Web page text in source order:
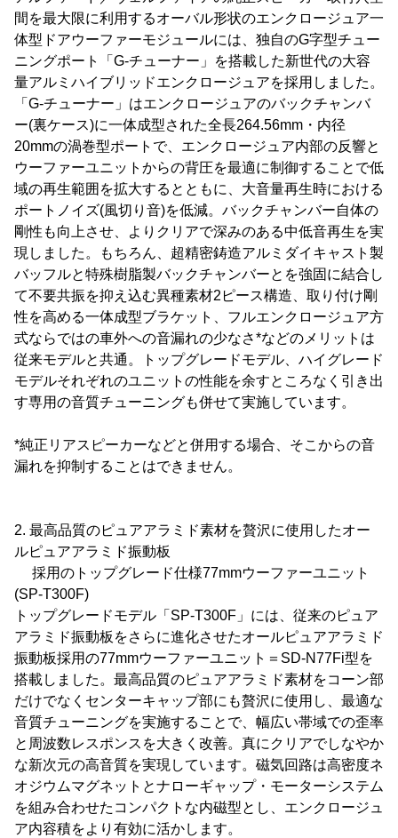
間を最大限に利用するオーバル形状のエンクロージュア一
体型ドアウーファーモジュールには、独自のG字型チュー
ニングポート「G-チューナー」を搭載した新世代の大容
量アルミハイブリッドエンクロージュアを採用しました。
「G-チューナー」はエンクロージュアのバックチャンバ
ー(裏ケース)に一体成型された全長264.56mm・内径
20mmの渦巻型ポートで、エンクロージュア内部の反響と
ウーファーユニットからの背圧を最適に制御することで低
域の再生範囲を拡大するとともに、大音量再生時における
ポートノイズ(風切り音)を低減。バックチャンバー自体の
剛性も向上させ、よりクリアで深みのある中低音再生を実
現しました。もちろん、超精密鋳造アルミダイキャスト製
バッフルと特殊樹脂製バックチャンバーとを強固に結合し
て不要共振を抑え込む異種素材2ピース構造、取り付け剛
性を高める一体成型ブラケット、フルエンクロージュア方
式ならではの車外への音漏れの少なさ*などのメリットは
従来モデルと共通。トップグレードモデル、ハイグレード
モデルそれぞれのユニットの性能を余すところなく引き出
す専用の音質チューニングも併せて実施しています。
*純正リアスピーカーなどと併用する場合、そこからの音
漏れを抑制することはできません。
2. 最高品質のピュアアラミド素材を贅沢に使用したオー
ルピュアアラミド振動板
採用のトップグレード仕様77mmウーファーユニット
(SP-T300F)
トップグレードモデル「SP-T300F」には、従来のピュア
アラミド振動板をさらに進化させたオールピュアアラミド
振動板採用の77mmウーファーユニット＝SD-N77Fi型を
搭載しました。最高品質のピュアアラミド素材をコーン部
だけでなくセンターキャップ部にも贅沢に使用し、最適な
音質チューニングを実施することで、幅広い帯域での歪率
と周波数レスポンスを大きく改善。真にクリアでしなやか
な新次元の高音質を実現しています。磁気回路は高密度ネ
オジウムマグネットとナローギャップ・モーターシステム
を組み合わせたコンパクトな内磁型とし、エンクロージュ
ア内容積をより有効に活かします。